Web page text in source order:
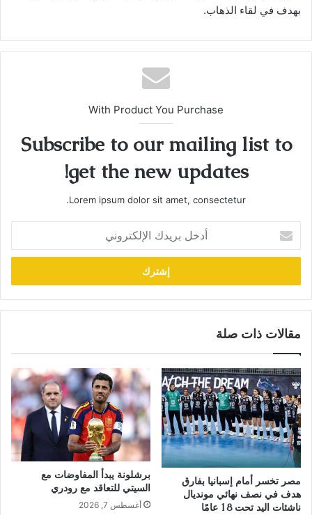
بهدف في لقاء الذهاب.
With Product You Purchase
Subscribe to our mailing list to
get the new updates!
Lorem ipsum dolor sit amet, consectetur.
بريدك
الإلكتروني
مقالات ذات صلة
مصر تخسر أمام إسبانيا بفارق
هدف في نصف نهائي مونديال
ناشئات اليد تحت 18 عامًا
برشلونة يبدأ المفاوضات مع
السيتي للتعاقد مع رودري
أغسطس 7, 2026